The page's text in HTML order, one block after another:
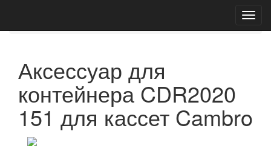
Аксессуар для
контейнера CDR2020
151 для кассет Cambro